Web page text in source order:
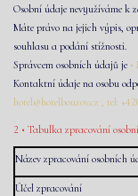
Osobní údaje nevyužíváme k
Máte právo na jejich výpis,
souhlasu a podání stížnosti.
Správcem osobních údajů je •
Kontaktní údaje na osobu
hotel@hotelbouzov.cz , tel:
2 • Tabulka zpracování
Název zpracování osobních
Účel zpracování